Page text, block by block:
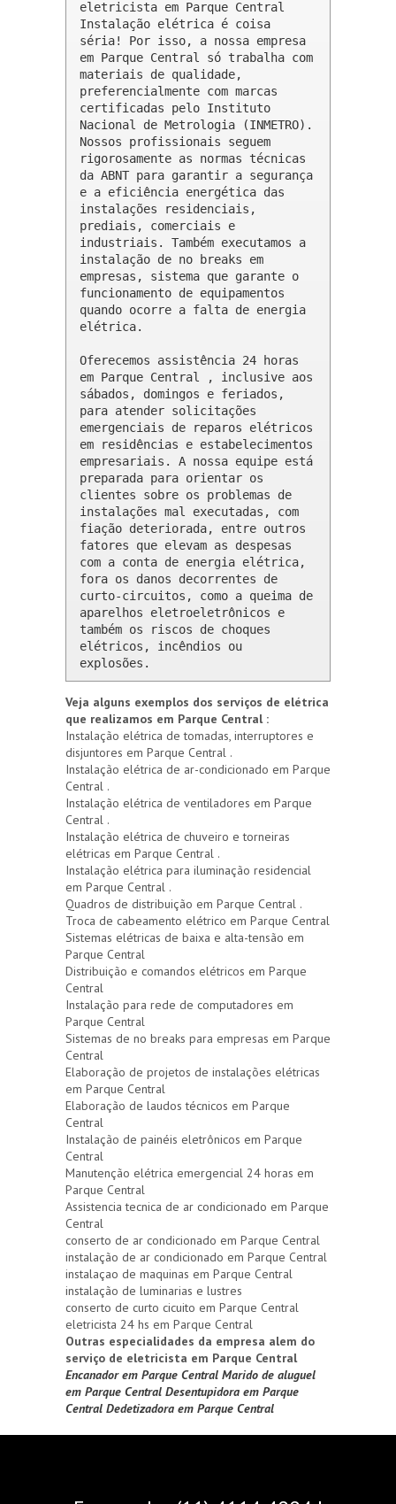
eletricista em Parque Central
Instalação elétrica é coisa
séria! Por isso, a nossa empresa
em Parque Central só trabalha com
materiais de qualidade,
preferencialmente com marcas
certificadas pelo Instituto
Nacional de Metrologia (INMETRO).
Nossos profissionais seguem
rigorosamente as normas técnicas
da ABNT para garantir a segurança
e a eficiência energética das
instalações residenciais,
prediais, comerciais e
industriais. Também executamos a
instalação de no breaks em
empresas, sistema que garante o
funcionamento de equipamentos
quando ocorre a falta de energia
elétrica.
Oferecemos assistência 24 horas
em Parque Central , inclusive aos
sábados, domingos e feriados,
para atender solicitações
emergenciais de reparos elétricos
em residências e estabelecimentos
empresariais. A nossa equipe está
preparada para orientar os
clientes sobre os problemas de
instalações mal executadas, com
fiação deteriorada, entre outros
fatores que elevam as despesas
com a conta de energia elétrica,
fora os danos decorrentes de
curto-circuitos, como a queima de
aparelhos eletroeletrônicos e
também os riscos de choques
elétricos, incêndios ou
explosões.
Veja alguns exemplos dos serviços de elétrica
que realizamos em Parque Central :
Instalação elétrica de tomadas, interruptores e
disjuntores em Parque Central .
Instalação elétrica de ar-condicionado em Parque
Central .
Instalação elétrica de ventiladores em Parque
Central .
Instalação elétrica de chuveiro e torneiras
elétricas em Parque Central .
Instalação elétrica para iluminação residencial
em Parque Central .
Quadros de distribuição em Parque Central .
Troca de cabeamento elétrico em Parque Central
Sistemas elétricas de baixa e alta-tensão em
Parque Central
Distribuição e comandos elétricos em Parque
Central
Instalação para rede de computadores em
Parque Central
Sistemas de no breaks para empresas em Parque
Central
Elaboração de projetos de instalações elétricas
em Parque Central
Elaboração de laudos técnicos em Parque
Central
Instalação de painéis eletrônicos em Parque
Central
Manutenção elétrica emergencial 24 horas em
Parque Central
Assistencia tecnica de ar condicionado em Parque
Central
conserto de ar condicionado em Parque Central
instalação de ar condicionado em Parque Central
instalaçao de maquinas em Parque Central
instalação de luminarias e lustres
conserto de curto cicuito em Parque Central
eletricista 24 hs em Parque Central
Outras especialidades da empresa alem do
serviço de eletricista em Parque Central
Encanador em Parque Central Marido de aluguel
em Parque Central Desentupidora em Parque
Central Dedetizadora em Parque Central